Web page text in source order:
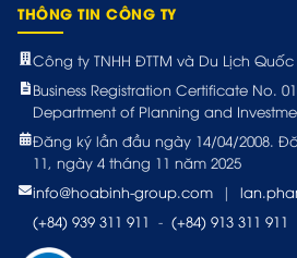
THÔNG TIN CÔNG TY
Công ty TNHH ĐTTM và Du Lịch Quốc
Business Registration Certificate No.
Department of Planning and
Đăng ký lần đầu ngày 14/04/2008.
11, ngày 4 tháng 11 năm 2025
info@hoabinh-group.com
|
(+84) 939 311 911 - (+84) 913 311 911